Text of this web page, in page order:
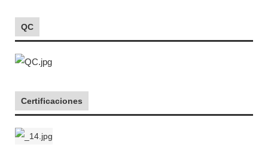
QC
Certificaciones